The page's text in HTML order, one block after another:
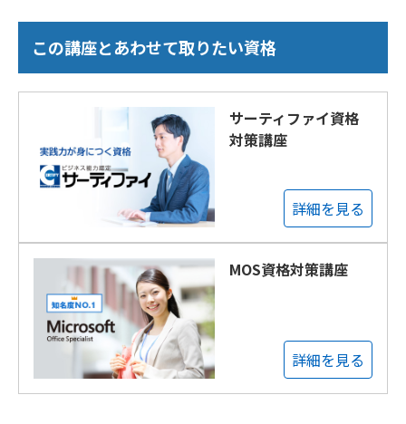
この講座とあわせて取りたい資格
サーティファイ資格
対策講座
詳細を見る
MOS資格対策講座
詳細を見る